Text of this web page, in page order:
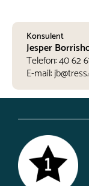
Konsulent
Jesper
Telefon:40 62
E-mail: